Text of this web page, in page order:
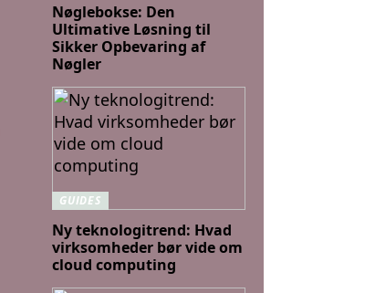
Nøglebokse: Den
Ultimative Løsning til
Sikker Opbevaring af
Nøgler
GUIDES
Ny teknologitrend: Hvad
virksomheder bør vide om
cloud computing